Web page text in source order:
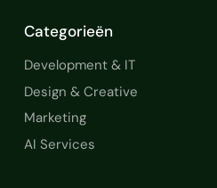
Categorieën
Development & IT
Design & Creative
Marketing
AI Services